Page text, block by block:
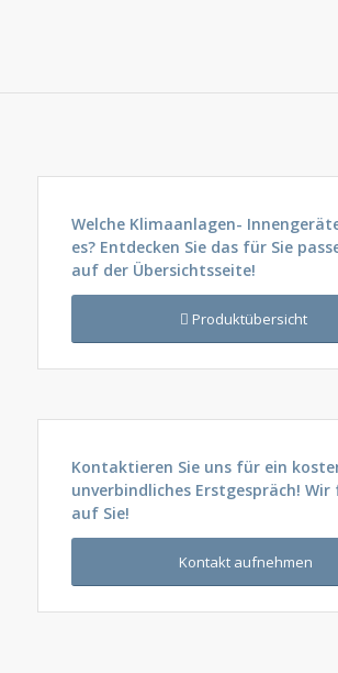
Welche Klimaanlagen-
es? Entdecken Sie das für Sie
auf der Übersichtsseite!
Produktübersicht
Kontaktieren Sie uns für ein
unverbindliches Erstgespräch! Wir
auf Sie!
Kontakt aufnehmen